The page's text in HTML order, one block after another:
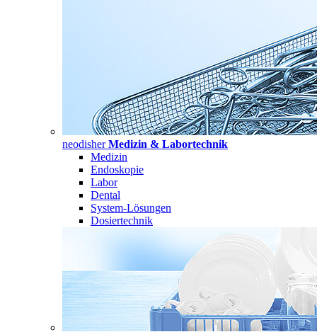
neodisherMedizin & Labortechnik
Medizin
Endoskopie
Labor
Dental
System-Lösungen
Dosiertechnik